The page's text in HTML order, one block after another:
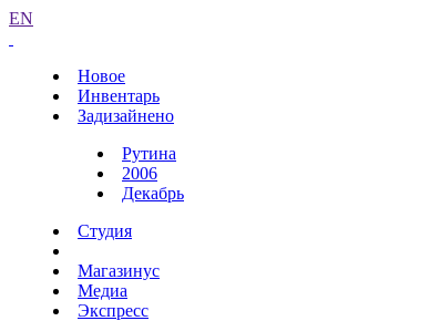
EN
Новое
Инвентарь
Задизайнено
Рутина
2006
Декабрь
Студия
Магазинус
Медиа
Экспресс